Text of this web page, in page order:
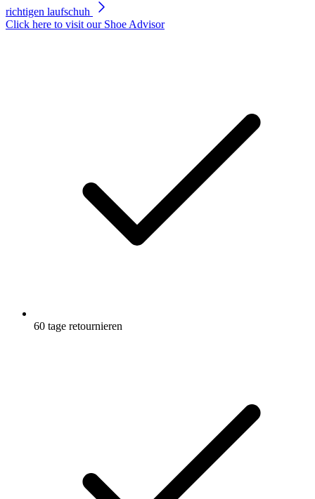
Link
auf
richtigen laufschuh
Click here to visit our Shoe Advisor
60 tage retournieren